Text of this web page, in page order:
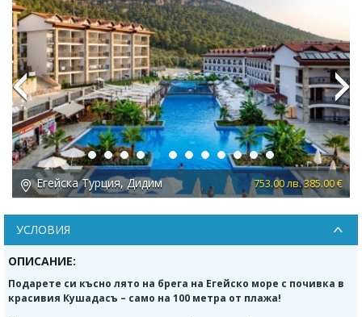
Егейска Турция, Дидим 753.00 лв. 385.00 €
Previous Next
УСЛОВИЯ
ОПИСАНИЕ:
Подарете си късно лято на брега на Егейско море с почивка в
красивия Кушадасъ – само на 100 метра от плажа!